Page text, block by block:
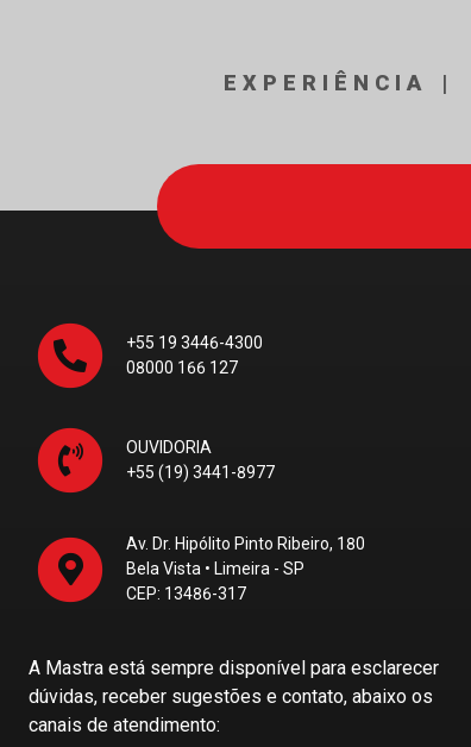
EXPERIÊNCIA
+55 19 3446-4300
08000 166 127
OUVIDORIA
+55 (19) 3441-8977
Av. Dr. Hipólito Pinto Ribeiro, 180
Bela Vista • Limeira - SP
CEP: 13486-317
A Mastra está sempre disponível para esclarecer
dúvidas, receber sugestões e contato, abaixo os
canais de atendimento: